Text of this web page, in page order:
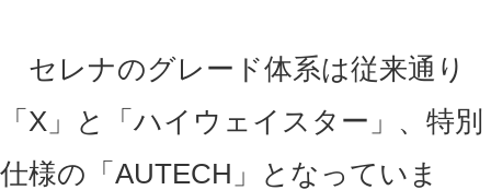
セレナのグレード体系は従来通り
「X」と「ハイウェイスター」、特別
仕様の「AUTECH」となっていま